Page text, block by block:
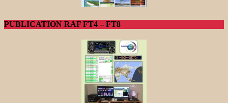
PUBLICATION RAF FT4 – FT8